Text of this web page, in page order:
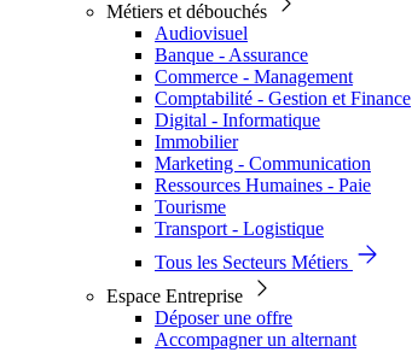
Métiers et débouchés
Audiovisuel
Banque - Assurance
Commerce - Management
Comptabilité - Gestion et Finance
Digital - Informatique
Immobilier
Marketing - Communication
Ressources Humaines - Paie
Tourisme
Transport - Logistique
Tous les Secteurs Métiers
Espace Entreprise
Déposer une offre
Accompagner un alternant